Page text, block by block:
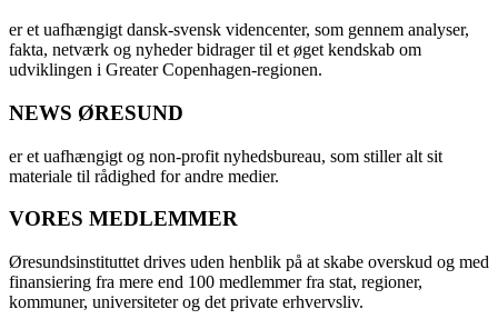
er et uafhængigt dansk-svensk videncenter, som gennem analyser,
fakta, netværk og nyheder bidrager til et øget kendskab om
udviklingen i Greater Copenhagen-regionen.
NEWS ØRESUND
er et uafhængigt og non-profit nyhedsbureau, som stiller alt sit
materiale til rådighed for andre medier.
VORES MEDLEMMER
Øresundsinstituttet drives uden henblik på at skabe overskud og med
finansiering fra mere end 100 medlemmer fra stat, regioner,
kommuner, universiteter og det private erhvervsliv.